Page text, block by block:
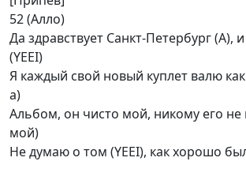
52 (Алло)
Да здравствует Санкт-Петербург (А),
(YEEI)
Я каждый свой новый куплет валю как
а)
Альбом, он чисто мой, никому его
мой)
Не думаю о том (YEEI), как хорошо